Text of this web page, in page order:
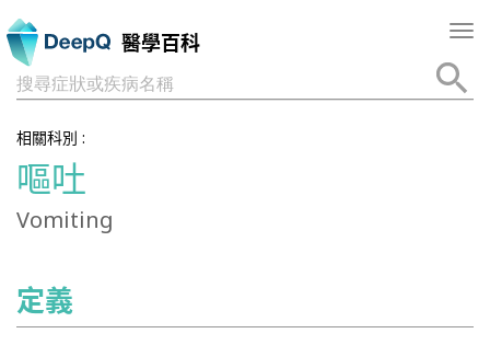
醫學百科
搜尋症狀或疾病名稱
相關科別 :
嘔吐
Vomiting
定義